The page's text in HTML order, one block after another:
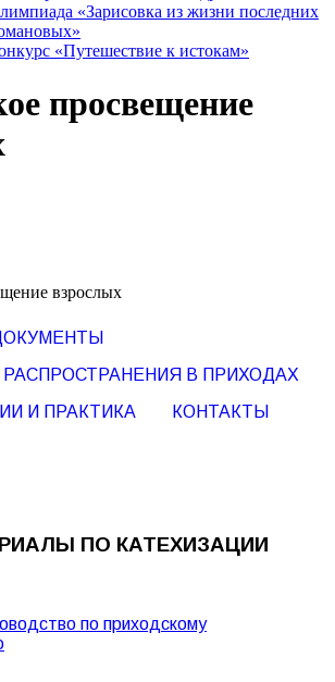
«Зарисовка из жизни последних
«Путешествие к истокам»
просвещение
взрослых
В ПРИХОДАХ
И ПРАКТИКА
КОНТАКТЫ
ПО КАТЕХИЗАЦИИ
по приходскому